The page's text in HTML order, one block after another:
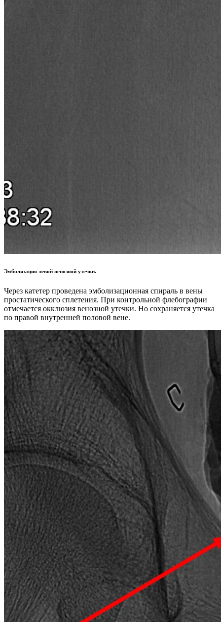
Эмболизация левой венозной утечки.
Через катетер проведена эмболизационная спираль в вены
простатического сплетения. При контрольной флебографии
отмечается окклюзия венозной утечки. Но сохраняется утечка
по правой внутренней половой вене.